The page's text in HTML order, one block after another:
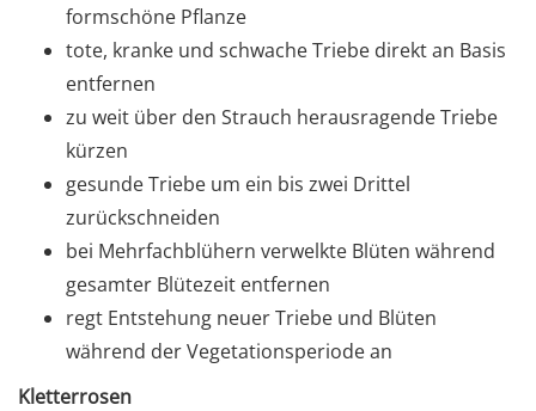
formschöne Pflanze
tote, kranke und schwache Triebe direkt an Basis
entfernen
zu weit über den Strauch herausragende Triebe
kürzen
gesunde Triebe um ein bis zwei Drittel
zurückschneiden
bei Mehrfachblühern verwelkte Blüten während
gesamter Blütezeit entfernen
regt Entstehung neuer Triebe und Blüten
während der Vegetationsperiode an
Kletterrosen